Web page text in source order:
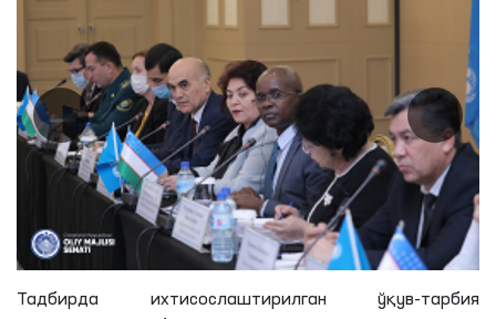
Тадбирда ихтисослаштирилган ўқув-тарбия